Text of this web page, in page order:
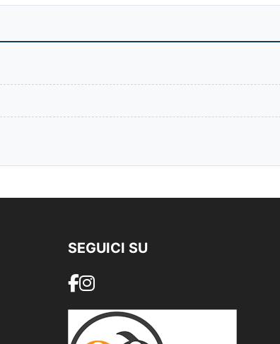
SEGUICI SU